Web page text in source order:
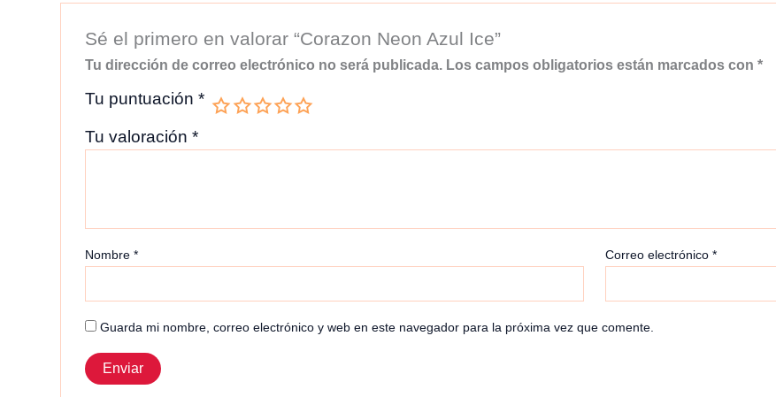
Sé el primero en valorar “Corazon Neon Azul Ice”
Tu dirección de correo electrónico no será publicada. Los campos obligatorios están marcados con *
Tu puntuación *
Tu valoración *
Nombre * Correo electrónico *
Guarda mi nombre, correo electrónico y web en este navegador para la próxima vez que comente.